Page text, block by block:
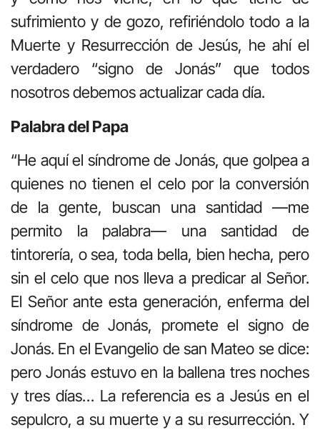
sufrimiento y de gozo, refiriéndolo todo a la
Muerte y Resurrección de Jesús, he ahí el
verdadero “signo de Jonás” que todos
nosotros debemos actualizar cada día.
Palabra del Papa
“He aquí el síndrome de Jonás, que golpea a
quienes no tienen el celo por la conversión
de la gente, buscan una santidad —me
permito la palabra— una santidad de
tintorería, o sea, toda bella, bien hecha, pero
sin el celo que nos lleva a predicar al Señor.
El Señor ante esta generación, enferma del
síndrome de Jonás, promete el signo de
Jonás. En el Evangelio de san Mateo se dice:
pero Jonás estuvo en la ballena tres noches
y tres días… La referencia es a Jesús en el
sepulcro, a su muerte y a su resurrección. Y